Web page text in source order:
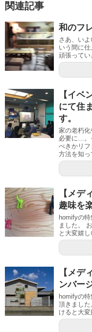
関連記事
和のフ
さあ、い
いう間に仕
頑張ってい
【イベ
にて住
す。
家の老朽
必要に…。
べきかリ
方法を知っ
【メデ
趣味を
homifyの
ました。
と大変嬉
【メデ
ンバー
homifyの
頂きまし
けると大変